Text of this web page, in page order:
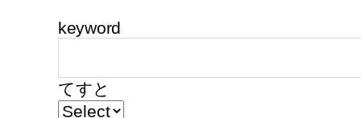
keyword
てすと